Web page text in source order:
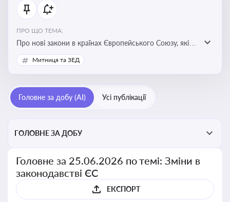
ПРО ЩО ТЕМА:
Про нові закони в країнах Європейського Союзу, які
впливають на умови торгівлі, трудової міграції,
інтеграції та перспективу членства України в
Митниця та ЗЕД
Головне за добу (AI) Усі публікації
ГОЛОВНЕ ЗА ДОБУ
Головне за 25.06.2026 по темі: Зміни в
законодавстві ЄС
ЕКСПОРТ